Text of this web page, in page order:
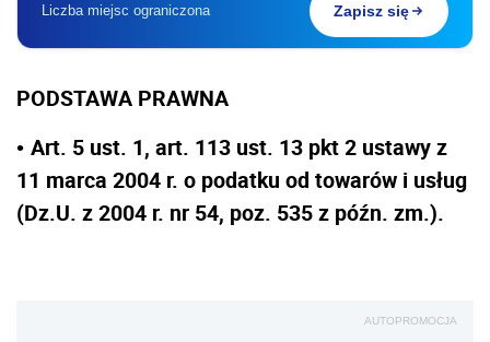
Liczba miejsc ograniczona Zapisz się
PODSTAWA PRAWNA
• Art. 5 ust. 1, art. 113 ust. 13 pkt 2 ustawy z
11 marca 2004 r. o podatku od towarów i usług
(Dz.U. z 2004 r. nr 54, poz. 535 z późn. zm.).
AUTOPROMOCJA